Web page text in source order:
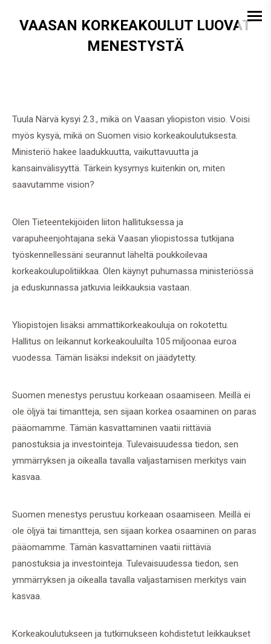
VAASAN KORKEAKOULUT LUOVAT
MENESTYSTÄ
Tuula Närvä kysyi 2.3., mikä on Vaasan yliopiston visio. Voisi
myös kysyä, mikä on Suomen visio korkeakoulutuksesta.
Ministeriö hakee laadukkuutta, vaikuttavuutta ja
kansainvälisyyttä. Tärkein kysymys kuitenkin on, miten
saavutamme vision?
Olen Tieteentekijöiden liiton hallituksessa ja
varapuheenjohtajana sekä Vaasan yliopistossa tutkijana
työskennellessäni seurannut läheltä poukkoilevaa
korkeakoulupolitiikkaa. Olen käynyt puhumassa ministeriössä
ja eduskunnassa jatkuvia leikkauksia vastaan.
Yliopistojen lisäksi ammattikorkeakouluja on rokotettu.
Hallitus on leikannut korkeakouluilta 105 miljoonaa euroa
vuodessa. Tämän lisäksi indeksit on jäädytetty.
Suomen menestys perustuu korkeaan osaamiseen. Meillä ei
ole öljyä tai timantteja, sen sijaan korkea osaaminen on paras
pääomamme. Tämän kasvattaminen vaatii riittäviä
panostuksia ja investointeja. Tulevaisuudessa tiedon, sen
ymmärryksen ja oikealla tavalla valjastamisen merkitys vain
kasvaa.
Suomen menestys perustuu korkeaan osaamiseen. Meillä ei
ole öljyä tai timantteja, sen sijaan korkea osaaminen on paras
pääomamme. Tämän kasvattaminen vaatii riittäviä
panostuksia ja investointeja. Tulevaisuudessa tiedon, sen
ymmärryksen ja oikealla tavalla valjastamisen merkitys vain
kasvaa.
Korkeakoulutukseen ja tutkimukseen kohdistetut leikkaukset